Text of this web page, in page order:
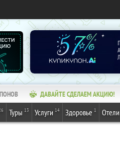
ДАВАЙТЕ СДЕЛАЕМ АКЦИЮ!
Туры 13 Услуги 14 Здоровье 1 Отели